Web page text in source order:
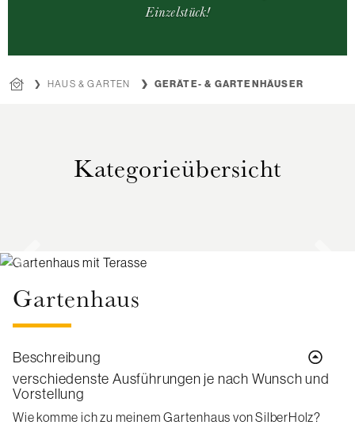
Einzelstück!
HAUS & GARTEN GERÄTE- & GARTENHÄUSER
Kategorieübersicht
Gartenhaus
Beschreibung
verschiedenste Ausführungen je nach Wunsch und
Vorstellung
Wie komme ich zu meinem Gartenhaus von SilberHolz?